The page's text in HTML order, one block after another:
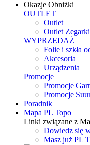
Okazje Obniżki
OUTLET
Outlet
Outlet
WYPRZEDAŻ
Folie i szkła
Akcesoria
Urządzenia
Promocje
Promocje
Promocje
Poradnik
Mapa PL Topo
Linki związane z
Dowiedz się
Masz już PL